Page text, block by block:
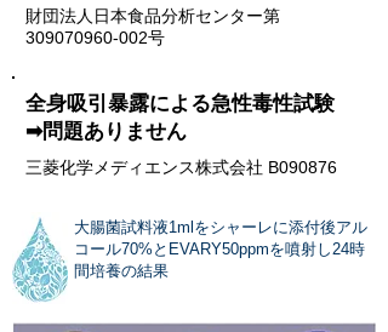
​財団法人日本食品分析センター第
309070960-002号
​全身吸引暴露による急性毒性試験
➡問題ありません
​三菱化学メディエンス株式会社 B090876
​大腸菌試料液1mlをシャーレに添付後アル
コール70%とEVARY50ppmを噴射し24時
間培養の結果